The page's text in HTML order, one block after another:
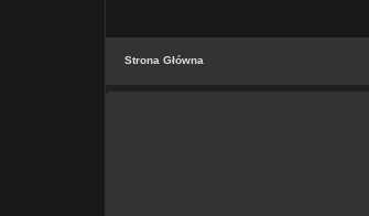
Strona Główna